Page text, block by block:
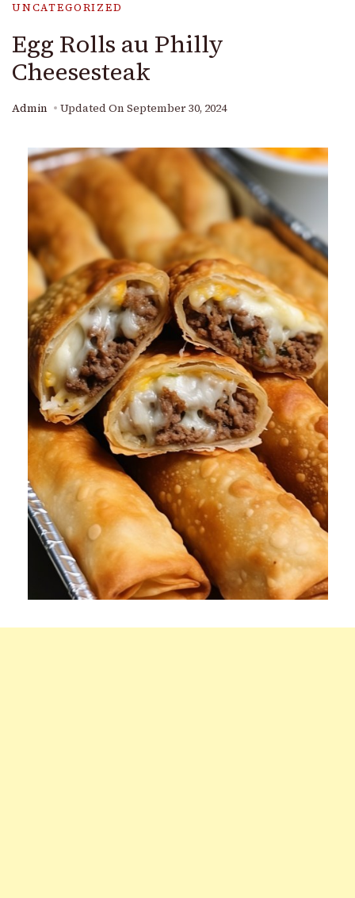
UNCATEGORIZED
Egg Rolls au Philly
Cheesesteak
Admin Updated On September 30, 2024